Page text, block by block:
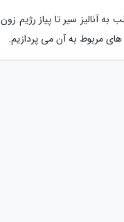
به آنالیز سیر تا پیاز رژیم زون
مربوط به آن می پردازیم.